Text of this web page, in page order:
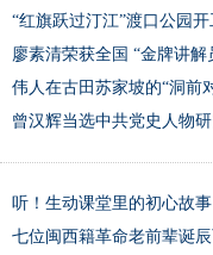
“红旗跃过汀江”渡口公园
廖素清荣获全国 “金牌讲解
伟人在古田苏家坡的“洞前
曾汉辉当选中共党史人物
听！生动课堂里的初心故事
七位闽西籍革命老前辈诞